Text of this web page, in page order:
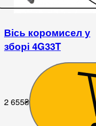
Вісь коромисел у
зборі 4G33T
2 655₴